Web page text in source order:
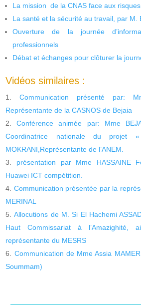
La mission de la CNAS face aux
La santé et la sécurité au travail, par M.
Ouverture de la journée
professionnels
Débat et échanges pour clôturer la
Vidéos similaires :
Communication présenté par:
Représentante de la CASNOS de Bejaia
Conférence animée par: Mme
Coordinatrice nationale du
MOKRANI,Représentante de l’ANEM.
présentation par Mme HASSAINE
Huawei ICT compétition.
Communication présentée par la
MERINAL
Allocutions de M. Si El Hachemi
Haut Commissariat à
représentante du MESRS
Communication de Mme Assia
Soummam)